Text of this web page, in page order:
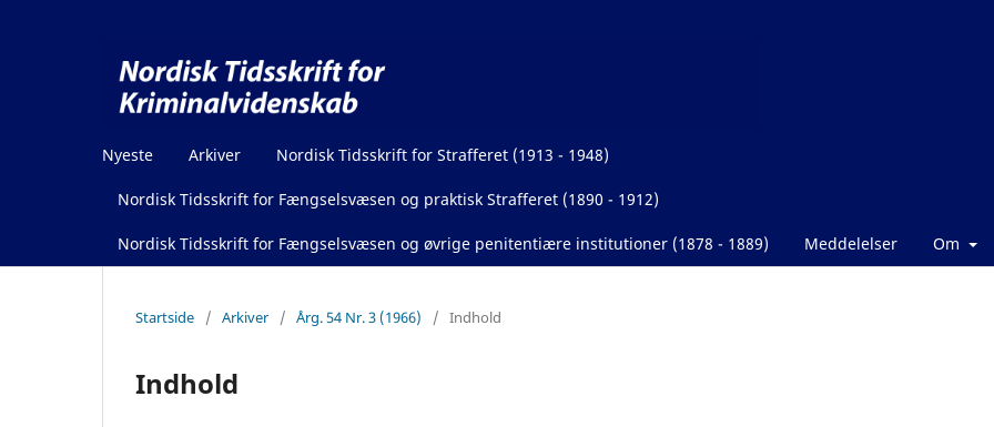
Nyeste Arkiver Nordisk Tidsskrift for Strafferet (1913 - 1948)
Nordisk Tidsskrift for Fængselsvæsen og praktisk Strafferet (1890 - 1912)
Nordisk Tidsskrift for Fængselsvæsen og øvrige penitentiære institutioner (1878 - 1889) Meddelelser Om
Startside / Arkiver / Årg. 54 Nr. 3 (1966) / Indhold
Indhold